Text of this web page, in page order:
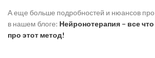
А еще больше подробностей и нюансов про
в нашем блоге: Нейронотерапия – все
про этот метод!